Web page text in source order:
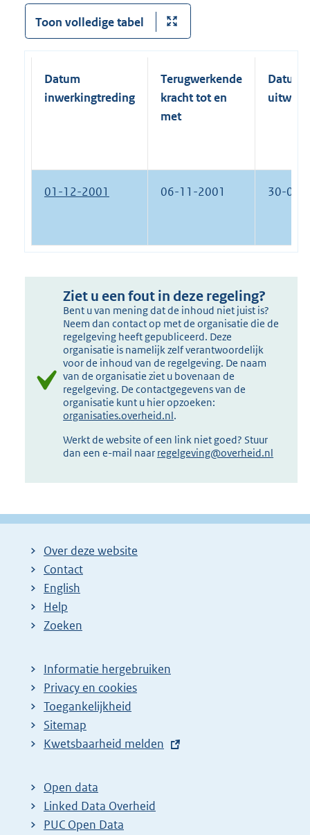
Toon volledige tabel
Datum
inwerkingtreding
Terugwerkende
kracht tot en
met
Datum
01-12-2001 06-11-2001 30-09-
Ziet u een fout in deze regeling?
Bent u van mening dat de inhoud niet juist is?
Neem dan contact op met de organisatie die de
regelgeving heeft gepubliceerd. Deze
organisatie is namelijk zelf verantwoordelijk
voor de inhoud van de regelgeving. De naam
van de organisatie ziet u bovenaan de
regelgeving. De contactgegevens van de
organisatie kunt u hier opzoeken:
organisaties.overheid.nl.
Werkt de website of een link niet goed? Stuur
dan een e-mail naar regelgeving@overheid.nl
Over deze website
Contact
English
Help
Zoeken
Informatie hergebruiken
Privacy en cookies
Toegankelijkheid
Sitemap
E
t
e
r
Kwetsbaarheid melden
Open data
Linked Data Overheid
PUC Open Data